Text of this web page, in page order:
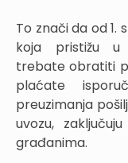
To znači da od 1.
koja pristižu u
trebate obratiti
plaćate
preuzimanja
uvozu,
građanima.